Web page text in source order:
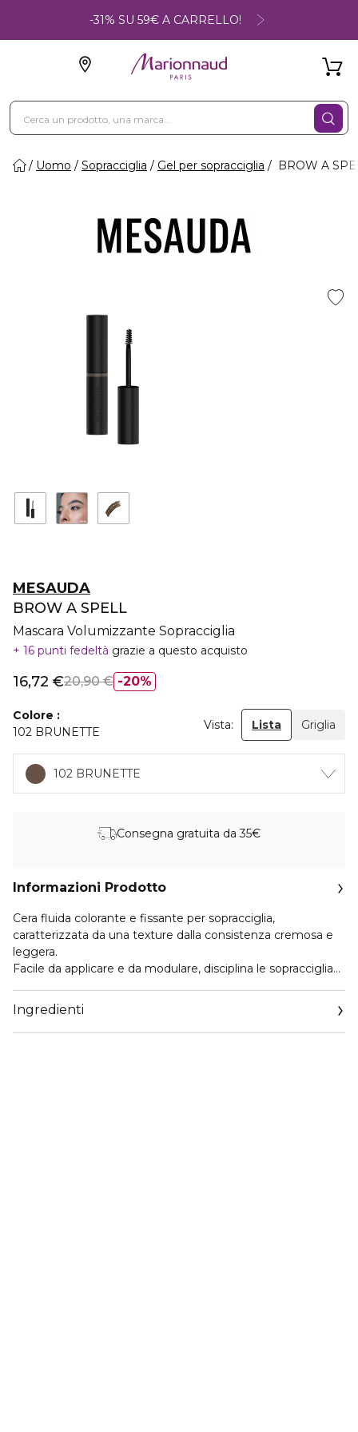
-31% SU 59€ A CARRELLO!
Uomo Sopracciglia Gel per sopracciglia BROW A
MESAUDA
BROW A SPELL
Mascara Volumizzante Sopracciglia
16 punti fedeltà grazie a questo acquisto
20%
16,72 €20,90 €
Colore
102 BRUNETTE
Vista: Lista Griglia
102 BRUNETTE
Consegna gratuita da 35€
Informazioni Prodotto
Cera fluida colorante e fissante per sopracciglia,
caratterizzata da una texture dalla consistenza cremosa e
leggera.
Facile da applicare e da modulare, disciplina le sopracciglia
presenza di microfibre in cellulosa biodegradabili
Ingredienti